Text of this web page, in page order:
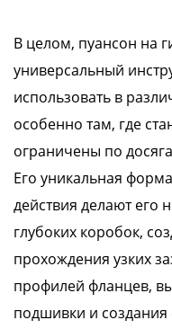
В целом, пуансон на
универсальный
использовать в
особенно там, где
ограничены по
Его уникальная
действия делают его
глубоких коробок,
прохождения узких
профилей фланцев,
подшивки и